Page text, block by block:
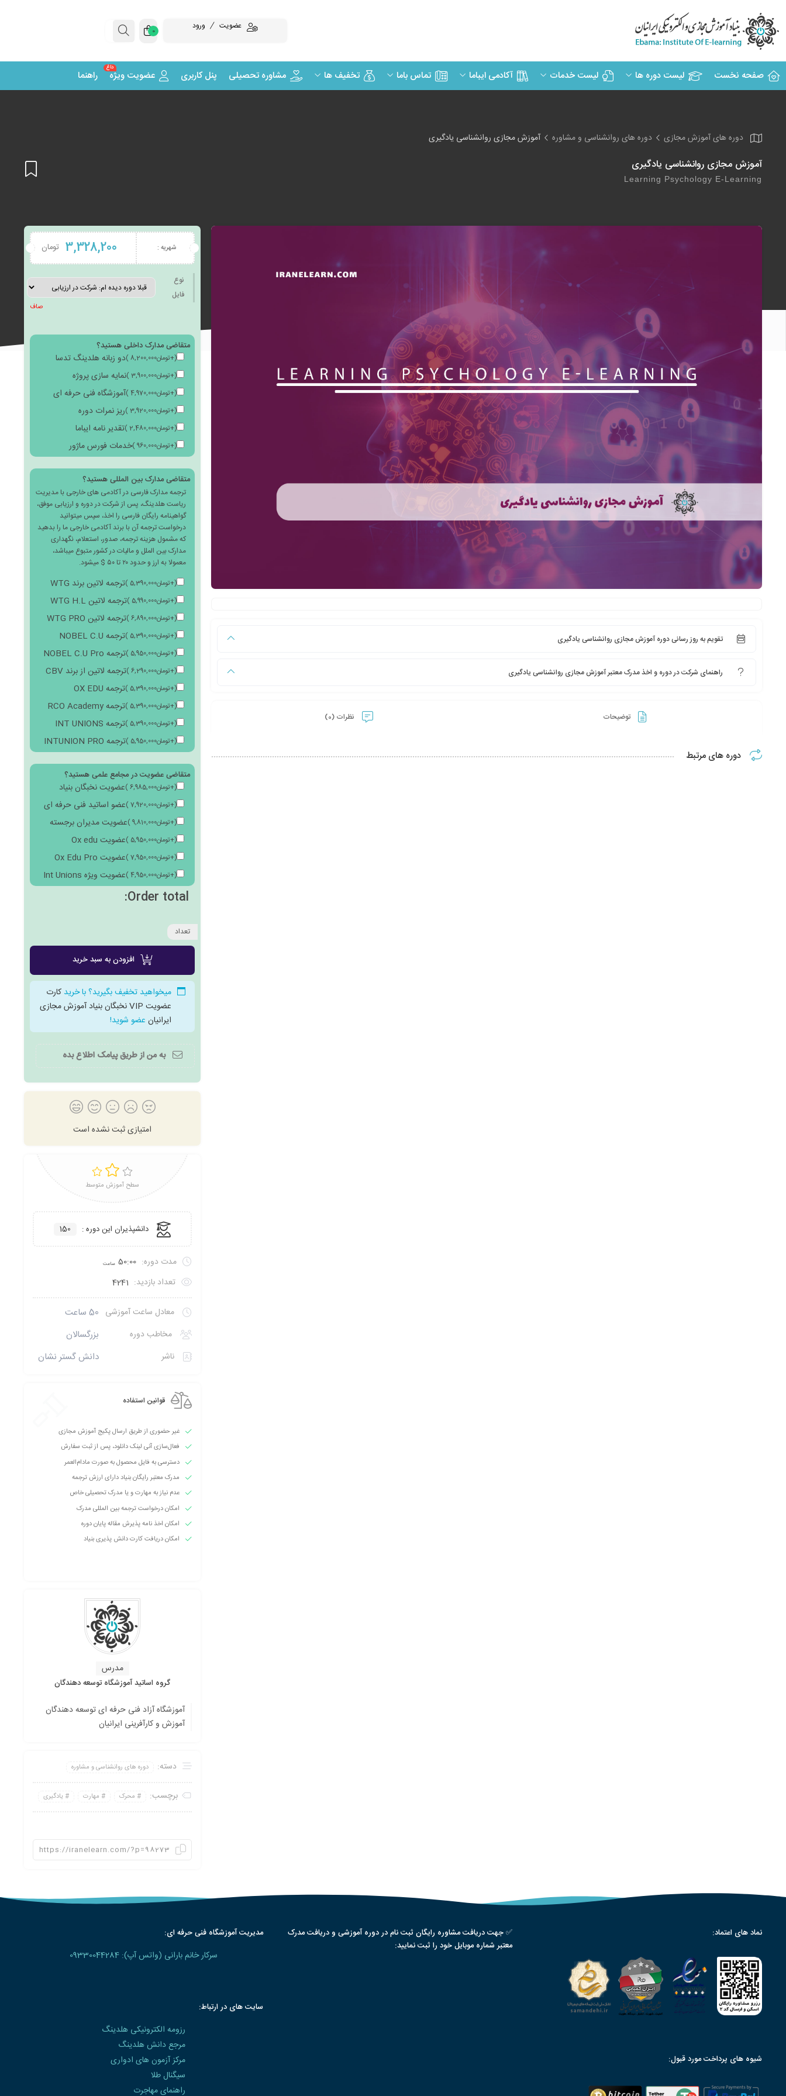
عضویت ورود 0
صفحه نخست لیست دوره ها لیست خدمات آکادمی ایباما تماس باما تخفیف ها مشاوره تحصیلی پنل کاربری عضویت ویژه
داغ
راهنما
دوره های آموزش مجازی دوره های روانشناسی و مشاوره آموزش مجازی روانشناسی یادگیری
آموزش مجازی روانشناسی یادگیری
Learning Psychology E-Learning
به
ها
تقویم به روز رسانی دوره آموزش مجازی روانشناسی یادگیری
راهنمای شرکت در دوره و اخذ مدرک معتبر آموزش مجازی روانشناسی یادگیری
توضیحات نظرات (0)
دوره های مرتبط
شهریه : 3,328,200 تومان
نوع
فایل
صاف
متقاضی مدارک داخلی هستید؟
دو زبانه هلدینگ تدسا (
+
8,200,000تومان )
نمایه سازی پروژه (
+
3,900,000تومان )
آموزشگاه فنی حرفه ای (
+
4,970,000تومان )
ریز نمرات دوره (
+
3,920,000تومان )
تقدیر نامه ایباما (
+
2,480,000تومان )
خدمات فورس ماژور (
+
960,000تومان )
متقاضی مدارک بین المللی هستید؟
ترجمه مدارک فارسی در آکادمی های خارجی با مدیریت
ریاست هلدینگ، پس از شرکت در دوره و ارزیابی موفق،
گواهینامه رایگان فارسی را اخذ، سپس میتوانید
درخواست ترجمه آن با برند آکادمی خارجی ما را بدهید
که مشمول هزینه ترجمه، صدور، استعلام، نگهداری
مدارک بین الملل و مالیات در کشور متبوع میباشد،
معمولا به ارز و حدود ۲۰ تا ۵۰ $ میشود.
ترجمه لاتین برند WTG (
+
5,390,000تومان )
ترجمه لاتین WTG H.L (
+
5,990,000تومان )
ترجمه لاتین WTG PRO (
+
6,890,000تومان )
ترجمه NOBEL C.U (
+
5,390,000تومان )
ترجمه NOBEL C.U Pro (
+
5,950,000تومان )
ترجمه لاتین از برند CBV (
+
6,290,000تومان )
ترجمه OX EDU (
+
5,390,000تومان )
ترجمه RCO Academy (
+
5,390,000تومان )
ترجمه INT UNIONS (
+
5,390,000تومان )
ترجمه INTUNION PRO (
+
5,950,000تومان )
متقاضی عضویت در مجامع علمی هستید؟
عضویت نخبگان بنیاد (
+
6,985,000تومان )
عضو اساتید فنی حرفه ای (
+
7,920,000تومان )
عضویت مدیران برجسته (
+
9,810,000تومان )
عضویت Ox edu (
+
5,950,000تومان )
عضویت Ox Edu Pro (
+
7,950,000تومان )
عضویت ویژه Int Unions (
+
4,950,000تومان )
Order total:
تعداد
افزودن به سبد خرید
میخواهید تخفیف بگیرید؟ با خرید کارت
عضویت VIP نخبگان بنیاد آموزش مجازی
ایرانیان عضو شوید!
به من از طریق پیامک اطلاع بده
امتیازی ثبت نشده است
سطح آموزش متوسط
دانشپذیران این دوره : 150
مدت دوره: 50:00 ساعت
تعداد بازدید: 4241
معادل ساعت آموزشی 50 ساعت
مخاطب دوره بزرگسالان
ناشر دانش گستر نشان
قوانین استفاده
غیر حضوری از طریق ارسال پکیج آموزش مجازی
فعال‌سازی آنی لینک دانلود، پس از ثبت سفارش
دسترسی به فایل محصول به صورت مادام‌العمر
مدرک معتبر رایگان بنیاد دارای ارزش ترجمه
عدم نیاز به مهارت و یا مدرک تحصیلی خاص
امکان درخواست ترجمه بین المللی مدرک
امکان اخذ نامه پذیرش مقاله پایان دوره
امکان دریافت کارت دانش پذیری بنیاد
مدرس
گروه اساتید آموزشگاه توسعه دهندگان
آموزشگاه آزاد فنی حرفه ای توسعه دهندگان
آموزش و کارآفرینی ایرانیان
دسته: دوره های روانشناسی و مشاوره
برچسب: محرک مهارت یادگیری
نماد های اعتماد:
شیوه های پرداخت مورد قبول:
✅ جهت دریافت مشاوره رایگان ثبت نام در دوره آموزشی و دریافت مدرک
معتبر شماره موبایل خود را ثبت نمایید:
مدیریت آموزشگاه فنی حرفه ای:
سرکار خانم بارانی (واتس آپ): 09330044284
سایت های در ارتباط:
رزومه الکترونیکی هلدینگ
مرجع دانش هلدینگ
مرکز آزمون های ادواری
سیگنال طلا
راهنمای مهاجرت